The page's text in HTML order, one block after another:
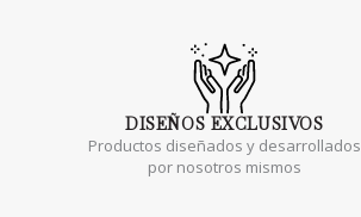
DISEÑOS EXCLUSIVOS
Productos diseñados y desarrollados
por nosotros mismos